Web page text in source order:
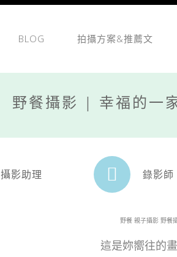
BLOG 拍攝方案&推薦文
野餐攝影 | 幸福的一
攝影助理 錄影師
野餐 親子攝影 野餐
這是妳嚮往的